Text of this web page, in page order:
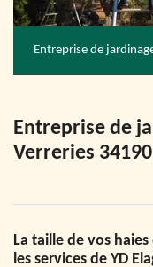
Entreprise de
Entreprise de
Verreries 34190
La taille de vos
les services de YD